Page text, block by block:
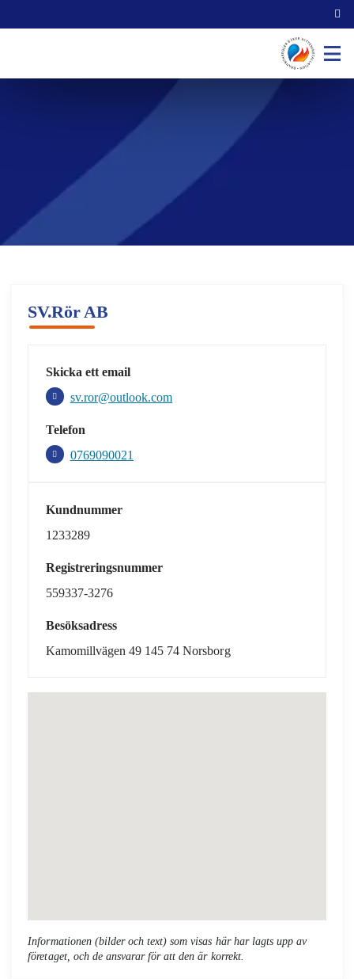
SV.Rör AB
Skicka ett email
sv.ror@outlook.com
Telefon
0769090021
Kundnummer
1233289
Registreringsnummer
559337-3276
Besöksadress
Kamomillvägen 49 145 74 Norsborg
Informationen (bilder och text) som visas här har lagts upp av
företaget, och de ansvarar för att den är korrekt.